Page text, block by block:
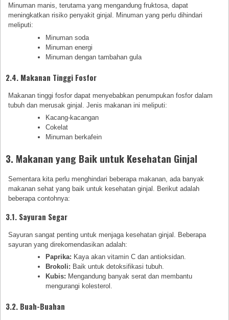
Minuman manis, terutama yang mengandung fruktosa, dapat
meningkatkan risiko penyakit ginjal. Minuman yang perlu dihindari
meliputi:
Minuman soda
Minuman energi
Minuman dengan tambahan gula
2.4. Makanan Tinggi Fosfor
Makanan tinggi fosfor dapat menyebabkan penumpukan fosfor dalam
tubuh dan merusak ginjal. Jenis makanan ini meliputi:
Kacang-kacangan
Cokelat
Minuman berkafein
3. Makanan yang Baik untuk Kesehatan Ginjal
Sementara kita perlu menghindari beberapa makanan, ada banyak
makanan sehat yang baik untuk kesehatan ginjal. Berikut adalah
beberapa contohnya:
3.1. Sayuran Segar
Sayuran sangat penting untuk menjaga kesehatan ginjal. Beberapa
sayuran yang direkomendasikan adalah:
Paprika: Kaya akan vitamin C dan antioksidan.
Brokoli: Baik untuk detoksifikasi tubuh.
Kubis: Mengandung banyak serat dan membantu
mengurangi kolesterol.
3.2. Buah-Buahan